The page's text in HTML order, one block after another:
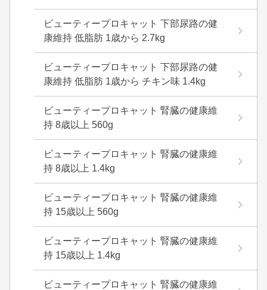
ビューティープロキャット 下部尿路の健
康維持 低脂肪 1歳から 2.7kg
ビューティープロキャット 下部尿路の健
康維持 低脂肪 1歳から チキン味 1.4kg
ビューティープロキャット 腎臓の健康維
持 8歳以上 560g
ビューティープロキャット 腎臓の健康維
持 8歳以上 1.4kg
ビューティープロキャット 腎臓の健康維
持 15歳以上 560g
ビューティープロキャット 腎臓の健康維
持 15歳以上 1.4kg
ビューティープロキャット 腎臓の健康維